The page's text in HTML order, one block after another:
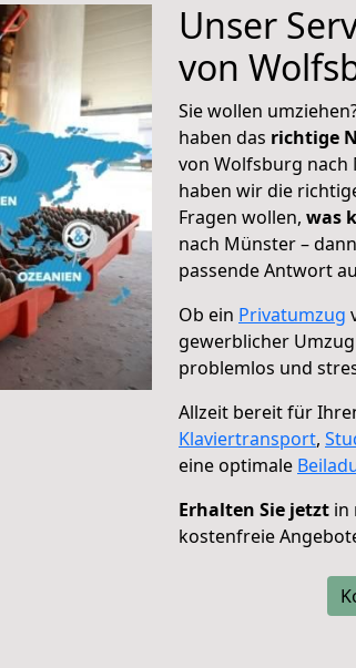
Unser
von
Sie wollen
haben das richtige
von Wolfsburg nach
haben wir die
Fragen wollen, was
nach Münster –
passende Antwort
Ob ein Privatumzug
gewerblicher
problemlos und
Allzeit bereit für
Klaviertransport,
eine optimale
Erhalten Sie jetzt in
kostenfreie